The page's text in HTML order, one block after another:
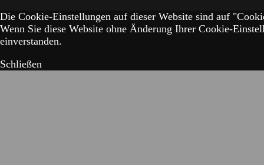
Die Cookie-Einstellungen auf dieser Website sind auf
Wenn Sie diese Website ohne Änderung Ihrer Cookie-
einverstanden.
Schließen